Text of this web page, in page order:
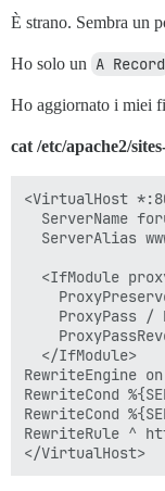
È strano. Sembra un
Ho solo un A Record
Ho aggiornato i miei
cat /etc/apache2/
<VirtualHost
ServerName
ServerAlias
<IfModule
ProxyPass /
  </IfModule>
RewriteEngine on
RewriteCond
RewriteCond
RewriteRule ^